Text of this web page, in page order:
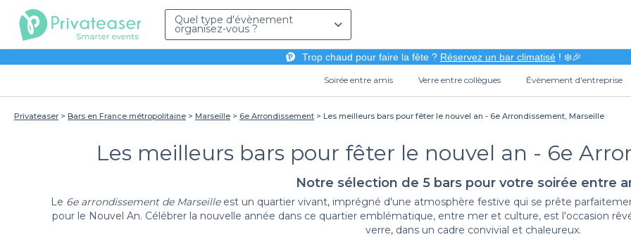
Quel type d'évènement
organisez-vous ?
Trop chaud pour faire la fête ? Réservez un bar climatisé! ❄️🎉
Soirée entre amis Verre entre collègues Évènement d'entreprise
Privateaser Bars en France métropolitaine Marseille 6e Arrondissement Les meilleurs bars pour fêter le nouvel an - 6e Arrondissement, Marseille
Les meilleurs bars pour fêter le nouvel an - 6e
Notre sélection de 5 bars pour votre soirée entre
Le 6e arrondissement de Marseilleest un quartier vivant, imprégné d'une atmosphère festive qui se prête
pour le Nouvel An. Célébrer la nouvelle année dans ce quartier emblématique, entre mer et culture, est l'occasion
verre, dans un cadre convivial et chaleureux.